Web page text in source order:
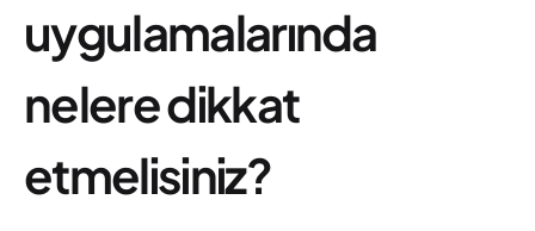
uygulamalarında
nelere dikkat
etmelisiniz?